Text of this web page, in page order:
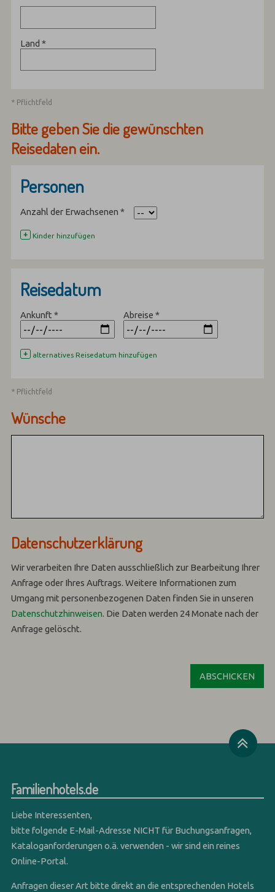
Land*
* Pflichtfeld
Bitte geben Sie die gewünschten
Reisedaten ein.
Personen
Anzahl der Erwachsenen*
+ Kinder hinzufügen
Reisedatum
Ankunft* Abreise*
+ alternatives Reisedatum hinzufügen
* Pflichtfeld
Wünsche
Datenschutzerklärung
Wir verarbeiten Ihre Daten ausschließlich zur Bearbeitung Ihrer
Anfrage oder Ihres Auftrags.Weitere Informationen zum
Umgang mit personenbezogenen Daten finden Sie in unseren
Datenschutzhinweisen. Die Daten werden 24 Monate nach der
Anfrage gelöscht.
Familienhotels.de
Liebe Interessenten,
bitte folgende E-Mail-Adresse NICHT für Buchungsanfragen,
Kataloganforderungen o.ä. verwenden - wir sind ein reines
Online-Portal.
Anfragen dieser Art bitte direkt an die entsprechenden Hotels